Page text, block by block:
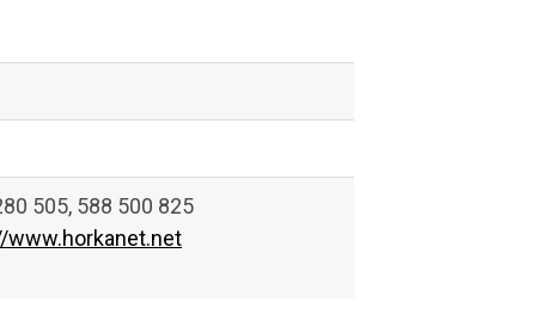
505, 588 500 825
www.horkanet.net